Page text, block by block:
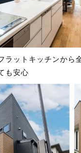
ラットキッチンから
も安心